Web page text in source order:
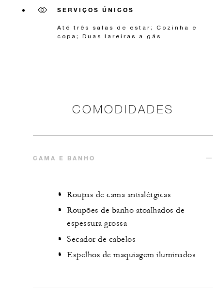
SERVIÇOS ÚNICOS
Até três salas de estar; Cozinha e
copa; Duas lareiras a gás
COMODIDADES
CAMA E BANHO
Roupas de cama antialérgicas
Roupões de banho atoalhados de
espessura grossa
Secador de cabelos
Espelhos de maquiagem iluminados